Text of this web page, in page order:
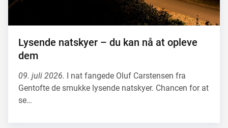
Lysende natskyer – du kan nå at opleve
dem
09. juli 2026. I nat fangede Oluf Carstensen fra
Gentofte de smukke lysende natskyer. Chancen for at
se…